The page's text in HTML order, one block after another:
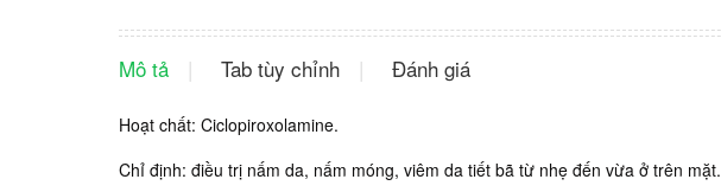
Mô tả Tab tùy chỉnh Đánh giá
Hoạt chất: Ciclopiroxolamine.
Chỉ định: điều trị nấm da, nấm móng, viêm da tiết bã từ nhẹ đến vừa ở trên mặt.